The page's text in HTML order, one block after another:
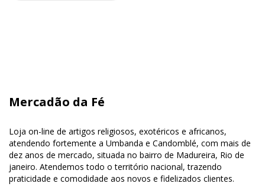
Mercadão da Fé
Loja on-line de artigos religiosos, exotéricos e africanos,
atendendo fortemente a Umbanda e Candomblé, com mais de
dez anos de mercado, situada no bairro de Madureira, Rio de
janeiro. Atendemos todo o território nacional, trazendo
praticidade e comodidade aos novos e fidelizados clientes.